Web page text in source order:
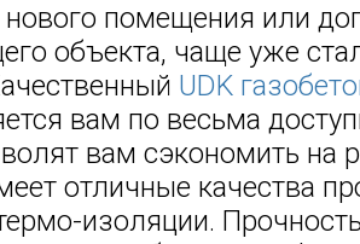
нового помещения или
объекта, чаще уже
UDK
вам по весьма
вам сэкономить на
отличные качества
изоляции.